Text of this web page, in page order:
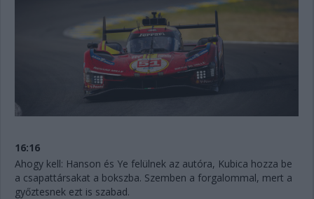
16:16
Ahogy kell: Hanson és Ye felülnek az autóra, Kubica hozza be
a csapattársakat a bokszba. Szemben a forgalommal, mert a
győztesnek ezt is szabad.